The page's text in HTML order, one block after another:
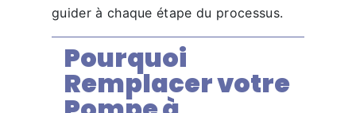
guider à chaque étape du processus.
Pourquoi
Remplacer votre